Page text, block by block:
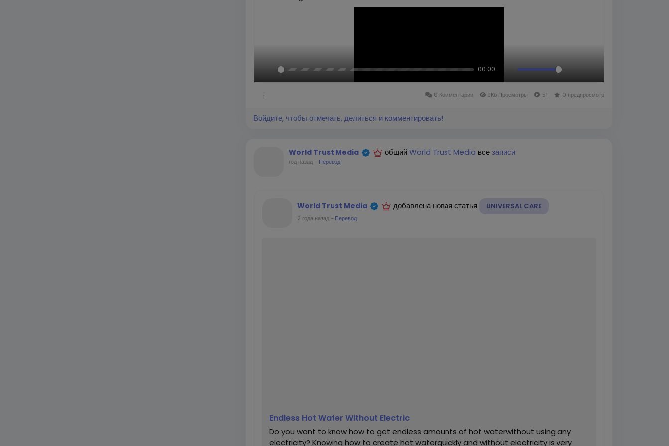
Воспроизвести
00:00
Mute FullscreenИзображение
профиля
1 0 Комментарии 9Кб Просмотры 51 0 предпросмотр
Войдите, чтобы отмечать, делиться и комментировать!
World Trust Media общийWorld Trust Media всезаписи
год назад - Перевод
World Trust Media добавлена новая статья UNIVERSAL CARE
2 года назад - Перевод
Endless Hot Water Without Electric
Do you want to know how to get endless amounts of hot waterwithout using any
electricity? Knowing how to create hot waterquickly and without electricity is very